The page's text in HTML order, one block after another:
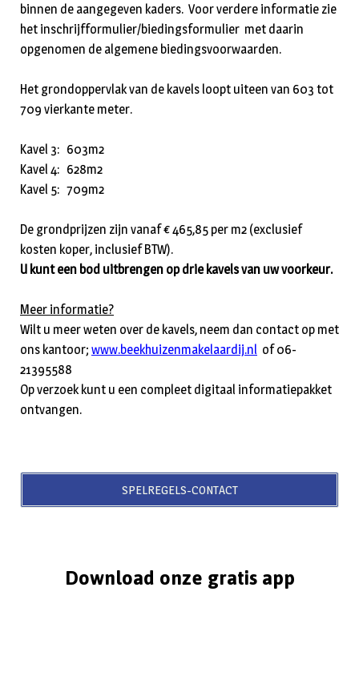
binnen de aangegeven kaders. Voor verdere informatie zie
het inschrijfformulier/biedingsformulier met daarin
opgenomen de algemene biedingsvoorwaarden.
Het grondoppervlak van de kavels loopt uiteen van 603 tot
709 vierkante meter.
Kavel 3: 603m2
Kavel 4: 628m2
Kavel 5: 709m2
De grondprijzen zijn vanaf € 465,85 per m2 (exclusief
kosten koper, inclusief BTW).
U kunt een bod uitbrengen op drie kavels van uw voorkeur.
Meer informatie?
Wilt u meer weten over de kavels, neem dan contact op met
ons kantoor; www.beekhuizenmakelaardij.nl of 06-
21395588
Op verzoek kunt u een compleet digitaal informatiepakket
ontvangen.
SPELREGELS-CONTACT
Download onze gratis app